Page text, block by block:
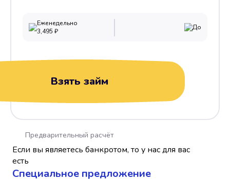
Еженедельно
3,495 ₽ До
Взять займ
Если вы являетесь банкротом, то у нас для вас
есть
Cпециальное предложение
Предварительный расчёт